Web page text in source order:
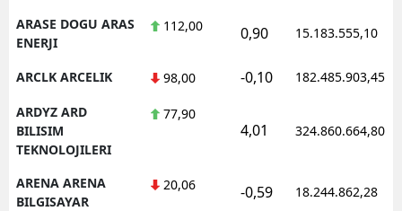
ARASE DOGU ARAS
ENERJI
112,00 0,90 15.183.555,10
ARCLK ARCELIK 98,00 -0,10 182.485.903,45
ARDYZ ARD
BILISIM
TEKNOLOJILERI
77,90
4,01 324.860.664,80
ARENA ARENA
BILGISAYAR
20,06 -0,59 18.244.862,28